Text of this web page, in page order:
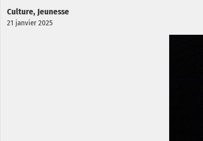
Culture, Jeunesse
21 janvier 2025